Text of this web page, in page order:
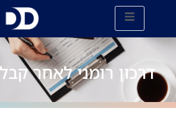
דרכון רומני לאחר